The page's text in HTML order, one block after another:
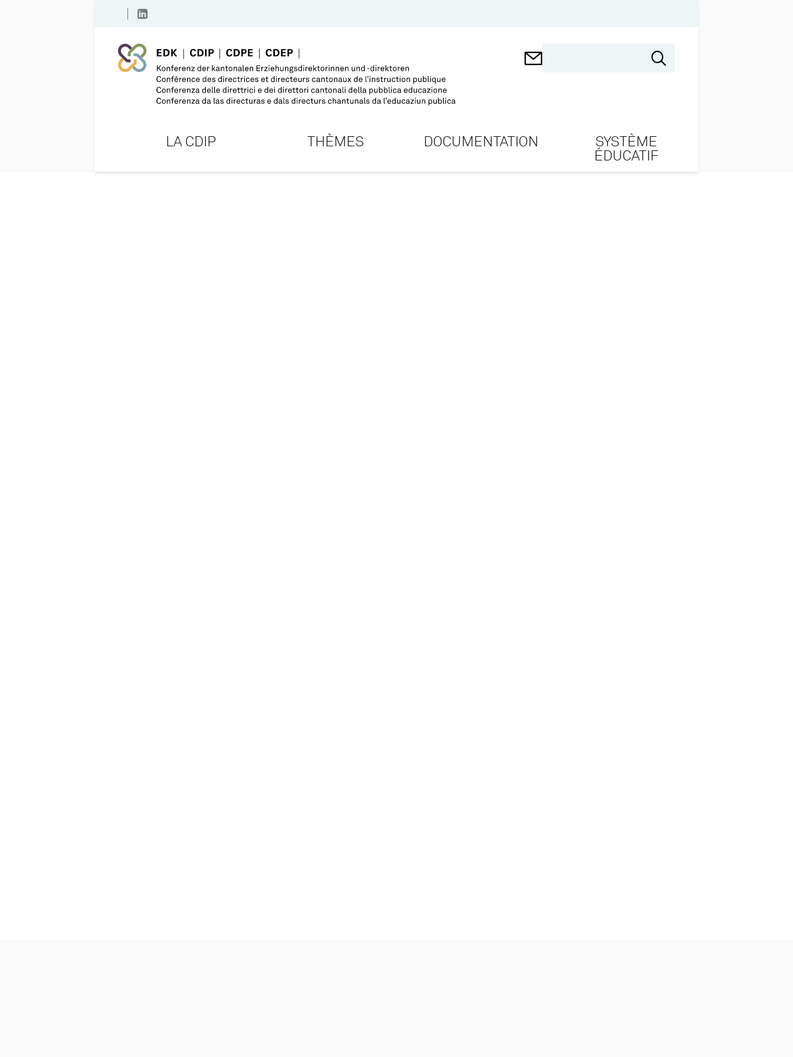
LA CDIP THÈMES DOCUMENTATION
SYSTÈME
ÉDUCATIF